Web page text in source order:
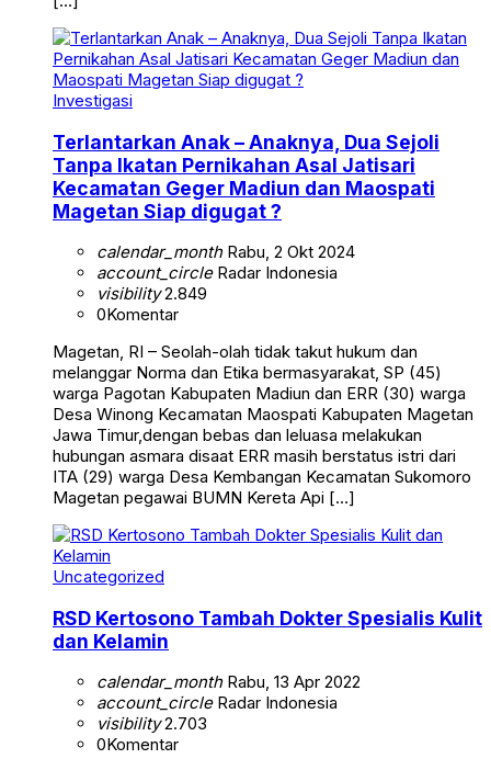
Investigasi
Terlantarkan Anak – Anaknya, Dua Sejoli
Tanpa Ikatan Pernikahan Asal Jatisari
Kecamatan Geger Madiun dan Maospati
Magetan Siap digugat ?
calendar_monthRabu, 2 Okt 2024
account_circleRadar Indonesia
visibility2.849
0Komentar
Magetan, RI – Seolah-olah tidak takut hukum dan
melanggar Norma dan Etika bermasyarakat, SP (45)
warga Pagotan Kabupaten Madiun dan ERR (30) warga
Desa Winong Kecamatan Maospati Kabupaten Magetan
Jawa Timur,dengan bebas dan leluasa melakukan
hubungan asmara disaat ERR masih berstatus istri dari
ITA (29) warga Desa Kembangan Kecamatan Sukomoro
Magetan pegawai BUMN Kereta Api […]
Uncategorized
RSD Kertosono Tambah Dokter Spesialis Kulit
dan Kelamin
calendar_monthRabu, 13 Apr 2022
account_circleRadar Indonesia
visibility2.703
0Komentar